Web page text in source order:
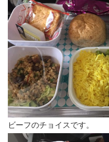
ビーフのチョイスです。